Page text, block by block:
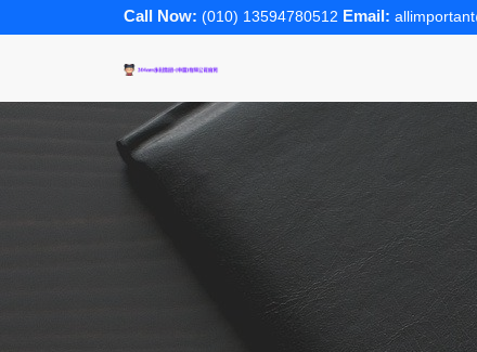
Call Now: (010) 13594780512 Email: